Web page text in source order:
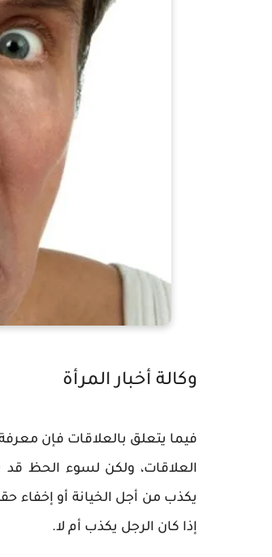
وكالة أخبار المرأة
فيما يتعلق بالعلاقات فإن
العلاقات، ولكن لسوء الحظ قد
يكذب من أجل الخيانة أو إخفاء
إذا كان الرجل يكذب أم لا.